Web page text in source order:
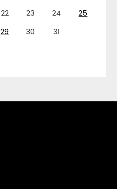
22 23 24
25
29 30
31